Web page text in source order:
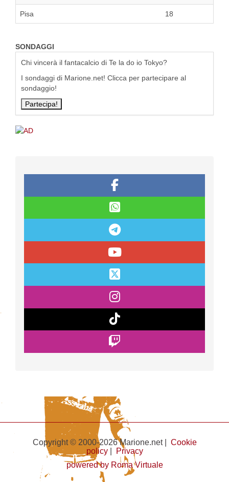
Pisa 18
SONDAGGI
Chi vincerà il fantacalcio di Te la do io Tokyo?
I sondaggi di Marione.net! Clicca per partecipare al
sondaggio!
Copyright © 2000-2026 Marione.net | Cookie
policy|
Privacy
powered by Roma Virtuale